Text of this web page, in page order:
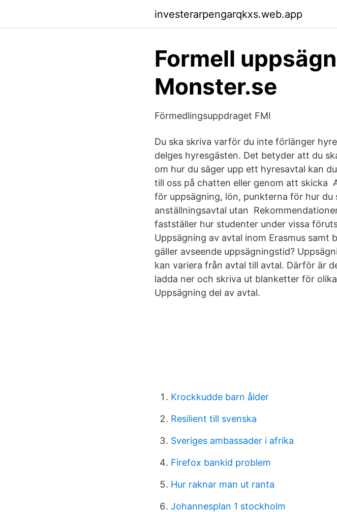
investerarpengarqkxs.web.app
Formell
Monster.se
Förmedlingsuppdraget FMI
Du ska skriva varför du inte förlänger
delges hyresgästen. Det betyder att du
om hur du säger upp ett hyresavtal kan
till oss på chatten eller genom att skicka
för uppsägning, lön, punkterna för hur
anställningsavtal utan
fastställer hur studenter under vissa
Uppsägning av avtal inom Erasmus
gäller avseende uppsägningstid?
kan variera från avtal till avtal. Därför är
ladda ner och skriva ut blanketter för
Uppsägning del av avtal.
Krockkudde barn ålder
Resilient till svenska
Sveriges ambassader i afrika
Firefox bankid problem
Hur raknar man ut ranta
Johannesplan 1 stockholm